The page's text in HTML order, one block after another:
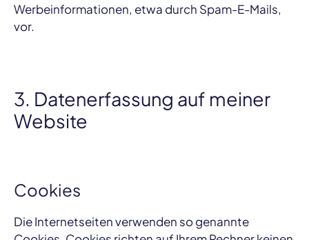
Werbeinformationen, etwa durch Spam-E-Mails,
vor.
3. Datenerfassung auf meiner
Website
Cookies
Die Internetseiten verwenden so genannte